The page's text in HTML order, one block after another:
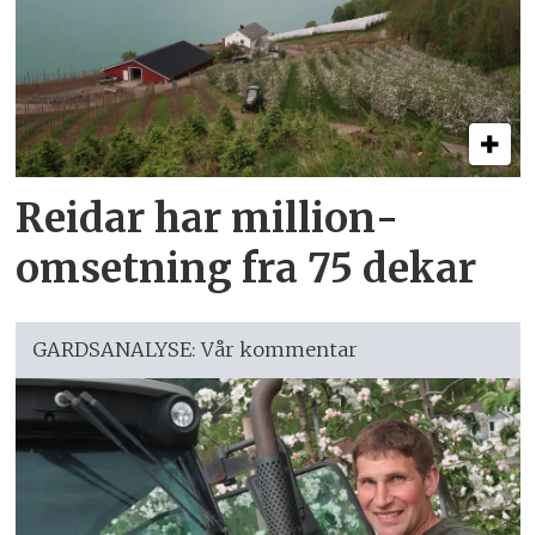
Reidar har million­
omsetning fra 75 dekar
GARDSANALYSE: Vår kommentar